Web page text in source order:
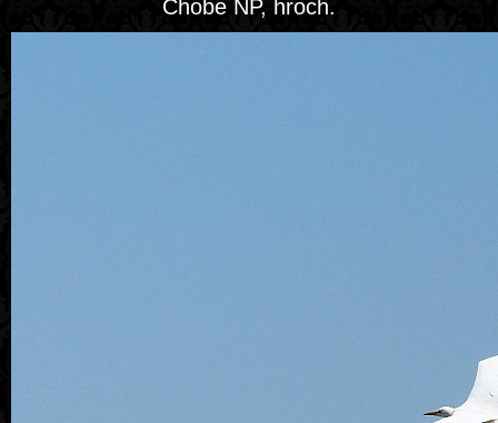
Chobe NP, hroch.